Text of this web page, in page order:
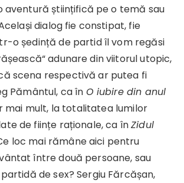
aventură științifică pe o temă sau
dialog fie constipat, fie
o ședință de partid îl vom regăsi
adunare din viitorul utopic,
scena respectivă ar putea fi
Pământul, ca în O iubire din anul
mai mult, la totalitatea lumilor
de ființe raționale, ca înZidul
loc mai rămâne aici pentru
între două persoane, sau
de sex? Sergiu Fărcășan,